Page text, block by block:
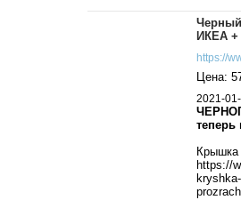
Черный
ИКЕА
https://
Цена:
2021-
теперь
Крышка
https://